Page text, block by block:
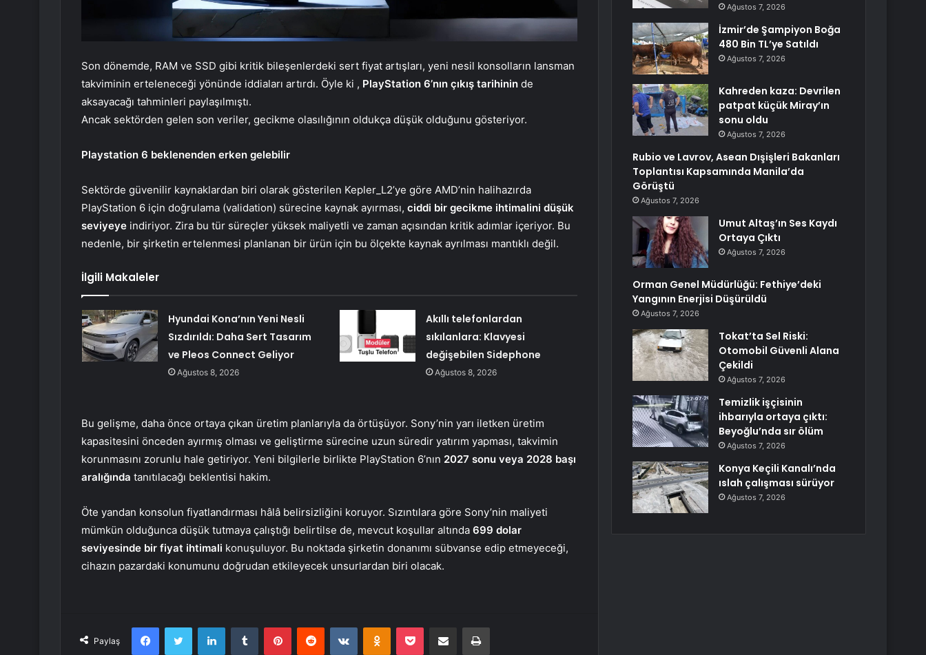
Son dönemde, RAM ve SSD gibi kritik bileşenlerdeki sert fiyat artışları, yeni nesil konsolların lansman
takviminin erteleneceği yönünde iddiaları artırdı. Öyle ki , PlayStation 6’nın çıkış tarihinin de
aksayacağı tahminleri paylaşılmıştı.
Ancak sektörden gelen son veriler, gecikme olasılığının oldukça düşük olduğunu gösteriyor.
Playstation 6 beklenenden erken gelebilir
Sektörde güvenilir kaynaklardan biri olarak gösterilen Kepler_L2’ye göre AMD’nin halihazırda
PlayStation 6 için doğrulama (validation) sürecine kaynak ayırması, ciddi bir gecikme ihtimalini düşük
seviyeye indiriyor. Zira bu tür süreçler yüksek maliyetli ve zaman açısından kritik adımlar içeriyor. Bu
nedenle, bir şirketin ertelenmesi planlanan bir ürün için bu ölçekte kaynak ayrılması mantıklı değil.
İlgili Makaleler
Hyundai Kona’nın Yeni Nesli
Sızdırıldı: Daha Sert Tasarım
ve Pleos Connect Geliyor
Ağustos 8, 2026
Akıllı telefonlardan
sıkılanlara: Klavyesi
değişebilen Sidephone
Ağustos 8, 2026
Bu gelişme, daha önce ortaya çıkan üretim planlarıyla da örtüşüyor. Sony’nin yarı iletken üretim
kapasitesini önceden ayırmış olması ve geliştirme sürecine uzun süredir yatırım yapması, takvimin
korunmasını zorunlu hale getiriyor. Yeni bilgilerle birlikte PlayStation 6’nın 2027 sonu veya 2028 başı
aralığında tanıtılacağı beklentisi hakim.
Öte yandan konsolun fiyatlandırması hâlâ belirsizliğini koruyor. Sızıntılara göre Sony’nin maliyeti
mümkün olduğunca düşük tutmaya çalıştığı belirtilse de, mevcut koşullar altında 699 dolar
seviyesinde bir fiyat ihtimali konuşuluyor. Bu noktada şirketin donanımı sübvanse edip etmeyeceği,
cihazın pazardaki konumunu doğrudan etkileyecek unsurlardan biri olacak.
Paylaş
FacebookTwitter LinkedInTumblr PinterestReddit VKontakteOdnoklassniki
Pocket E-Posta ile paylaş Yazdır
Ağustos 7, 2026
İzmir’de Şampiyon Boğa
480 Bin TL’ye Satıldı
Ağustos 7, 2026
Kahreden kaza: Devrilen
patpat küçük Miray’ın
sonu oldu
Ağustos 7, 2026
Rubio ve Lavrov, Asean Dışişleri Bakanları
Toplantısı Kapsamında Manila’da
Görüştü
Ağustos 7, 2026
Umut Altaş’ın Ses Kaydı
Ortaya Çıktı
Ağustos 7, 2026
Orman Genel Müdürlüğü: Fethiye’deki
Yangının Enerjisi Düşürüldü
Ağustos 7, 2026
Tokat’ta Sel Riski:
Otomobil Güvenli Alana
Çekildi
Ağustos 7, 2026
Temizlik işçisinin
ihbarıyla ortaya çıktı:
Beyoğlu’nda sır ölüm
Ağustos 7, 2026
Konya Keçili Kanalı’nda
ıslah çalışması sürüyor
Ağustos 7, 2026